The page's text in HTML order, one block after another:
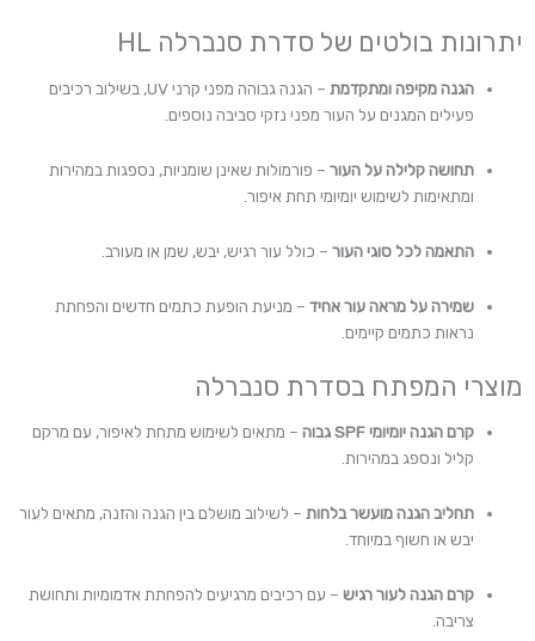
יתרונות בולטים של סדרת סנברלה HL
הגנה מקיפה ומתקדמת
– הגנה גבוהה מפני קרני UV, בשילוב רכיבים
פעילים המגנים על העור מפני נזקי סביבה נוספים.
תחושה קלילה על העור – פורמולות שאינן שומניות, נספגות במהירות
ומתאימות לשימוש יומיומי תחת איפור.
התאמה לכל סוגי העור – כולל עור רגיש, יבש, שמן או מעורב.
שמירה על מראה עור אחיד – מניעת הופעת כתמים חדשים והפחתת
נראות כתמים קיימים.
מוצרי המפתח בסדרת סנברלה
קרם הגנה יומיומי SPF גבוה
– מתאים לשימוש מתחת לאיפור, עם מרקם
קליל ונספג במהירות.
תחליב הגנה מועשר בלחות – לשילוב מושלם בין הגנה והזנה, מתאים לעור
יבש או חשוף במיוחד.
קרם הגנה לעור רגיש – עם רכיבים מרגיעים להפחתת אדמומיות ותחושת
צריבה.